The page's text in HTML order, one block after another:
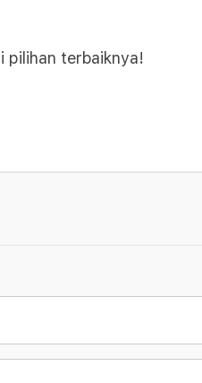
pilihan terbaiknya!